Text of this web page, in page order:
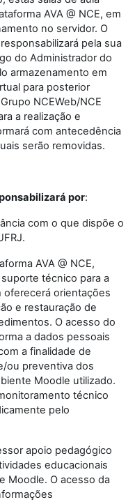
AVA @ NCE, em
no servidor. O
pela sua
do Administrador do
armazenamento em
para posterior
NCEWeb/NCE
a realização e
com antecedência
serão removidas.
por:
com o que dispõe o
AVA @ NCE,
técnico para a
oferecerá orientações
e restauração de
O acesso do
a dados pessoais
a finalidade de
ou preventiva dos
Moodle utilizado.
técnico
pelo
apoio pedagógico
educacionais
Moodle. O acesso da